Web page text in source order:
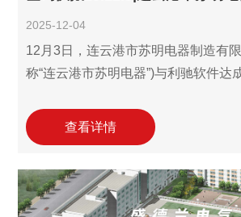
2025-12-04
12月3日，连云港市苏明电器制造有
称“连云港市苏明电器”)与利驰软件达
自2018年引入、2021年首次续约后双
依托该方案的“平台+工具+数据服务”
图与精准报价大幅提升了项目响应速
力，一体化设计平台则有效规范生产
查看详情